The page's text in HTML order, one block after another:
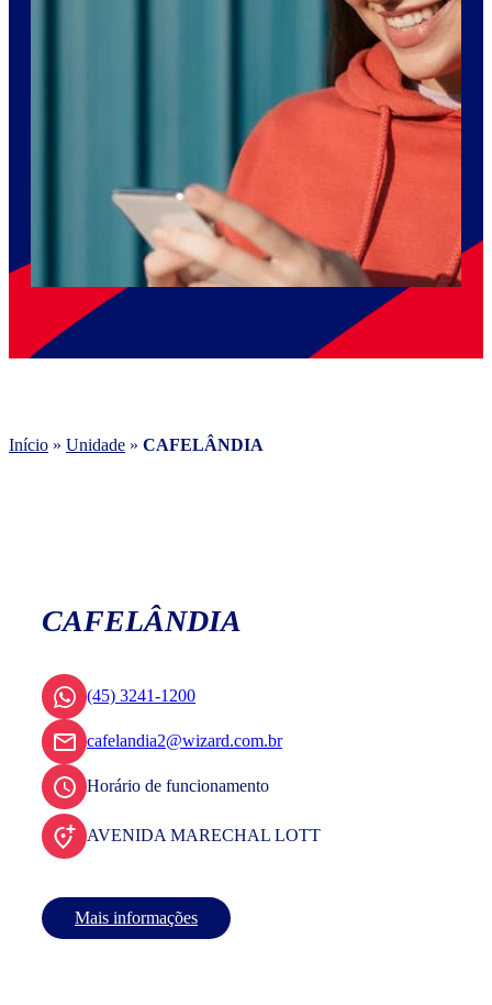
Início » Unidade » CAFELÂNDIA
CAFELÂNDIA
(45) 3241-1200
cafelandia2@wizard.com.br
Horário de funcionamento
AVENIDA MARECHAL LOTT
Mais informações